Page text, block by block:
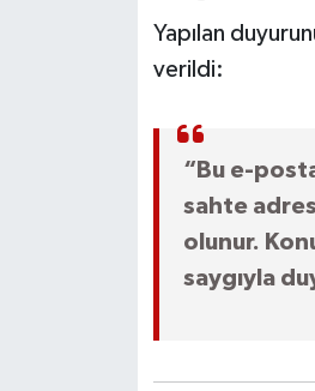
Yapılan
verildi:
“Bu e-
sahte
olunur.
saygıyla